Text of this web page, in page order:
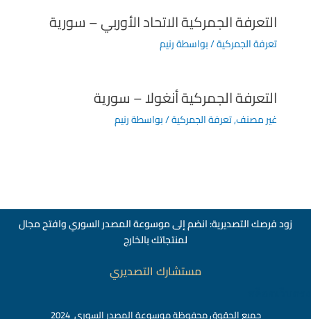
التعرفة الجمركية الاتحاد الأوربي – سورية
تعرفة الجمركية/ بواسطةرنيم
التعرفة الجمركية أنغولا – سورية
غير مصنف,تعرفة الجمركية/ بواسطةرنيم
زود فرصك التصديرية: انضم إلى موسوعة المصدر السوري وافتح مجال
لمنتجاتك بالخارج
مستشارك التصديري
جميع الحقوق محفوظة موسوعة المصدر السوري 2024